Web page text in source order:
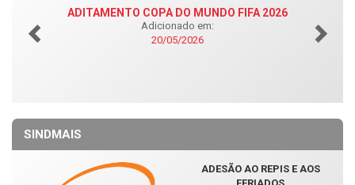
ADITAMENTO COPA DO MUNDO FIFA 2026
Adicionado em:
20/05/2026
SINDMAIS
ADESÃO AO REPIS E AOS